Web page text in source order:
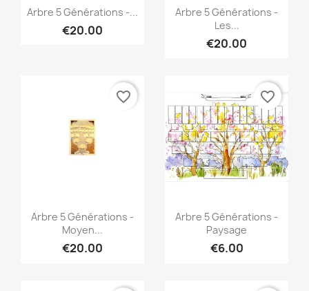
Quick view
Arbre 5 Générations -...
€20.00
Quick view
Arbre 5 Générations -
Les...
€20.00
Quick view
Arbre 5 Générations -
Moyen...
€20.00
favorite_border
Quick view
Arbre 5 Générations -
Paysage
€6.00
favorite_border